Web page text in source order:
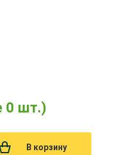
0 шт.)
В корзину